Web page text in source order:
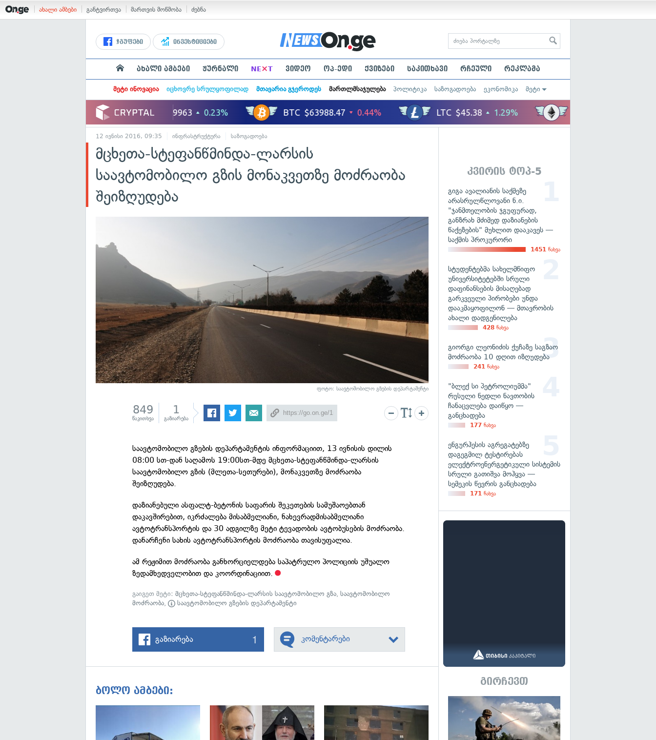
ახალი ამბები განტვირთვა მართვის მოწმობა ძებნა
ჯგუფები ინვესტიციები
ახალი ამბები ჟურნალი NE×T ვიდეო ოპ-ედი ქვიზები საკითხავი რჩეული რეკლამა
მეტი ინოვაცია იცხოვრე სრულყოფილად მთავარია გჯეროდეს მართლმსაჯულება პოლიტიკა საზოგადოება ეკონომიკა მეტი
12 ივნისი 2016, 09:35 ინფრასტრუქტურა საზოგადოება
მცხეთა-სტეფანწმინდა-ლარსის
საავტომობილო გზის მონაკვეთზე მოძრაობა
შეიზღუდება
ფოტო: საავტომობილო გზების დეპარტამენტი
849
წაკითხვა
1
გაზიარება
საავტომობილო გზების დეპარტამენტის ინფორმაციით, 13 ივნისის დილის
08:00 სთ-დან საღამოს 19:00სთ-მდე მცხეთა-სტეფანწმინდა-ლარსის
საავტომობილო გზის (მლეთა-სეთურები), მონაკვეთზე მოძრაობა
შეიზღუდება.
დაზიანებული ასფალტ-ბეტონის საფარის შეკეთების სამუშაოებთან
დაკავშირებით, იკრძალება მისაბმელიანი, ნახევრადმისაბმელიანი
ავტოტრანსპორტის და 30 ადგილზე მეტი ტევადობის ავტობუსების მოძრაობა.
დანარჩენი სახის ავტოტრანსპორტის მოძრაობა თავისუფალია.
ამ რეჟიმით მოძრაობა განხორციელდება საპატრულო პოლიციის უშუალო
ზედამხედველობით და კოორდინაციით.
გაიგეთ მეტი:მცხეთა-სტეფანწმინდა-ლარსის საავტომობილო გზა,საავტომობილო
მოძრაობა, საავტომობილო გზების დეპარტამენტი
გაზიარება 1 კომენტარები
ბოლო ამბები:
გადახედვა გადახედვა
კვირის ტოპ-5
გიგა ავალიანის საქმეზე
არასრულწლოვანი ნ.ი.
"ჯანმთელობის ჯგუფურად,
განზრახ მძიმედ დაზიანების
წაქეზების" მუხლით დააკავეს —
საქმის პროკურორი
1451 ნახვა
სტუდენტებმა სახელმწიფო
უნივერსიტეტებში სრული
დაფინანსების მისაღებად
გარკვეული პირობები უნდა
დააკმაყოფილონ — მთავრობის
ახალი დადგენილება
428 ნახვა
გიორგი ლეონიძის ქუჩაზე საგზაო
მოძრაობა 10 დღით იზღუდება
241 ნახვა
"ბლექ სი პეტროლიუმმა"
რუსული ნედლი ნავთობის
ჩანაცვლება დაიწყო —
განცხადება
177 ნახვა
ენგურჰესის აგრეგატებზე
დაგეგმილ ტესტირებას
ელექტროენერგეტიკული სისტემის
სრული გათიშვა მოჰყვა —
სემეკის წევრის განცხადება
171 ნახვა
გირჩევთ